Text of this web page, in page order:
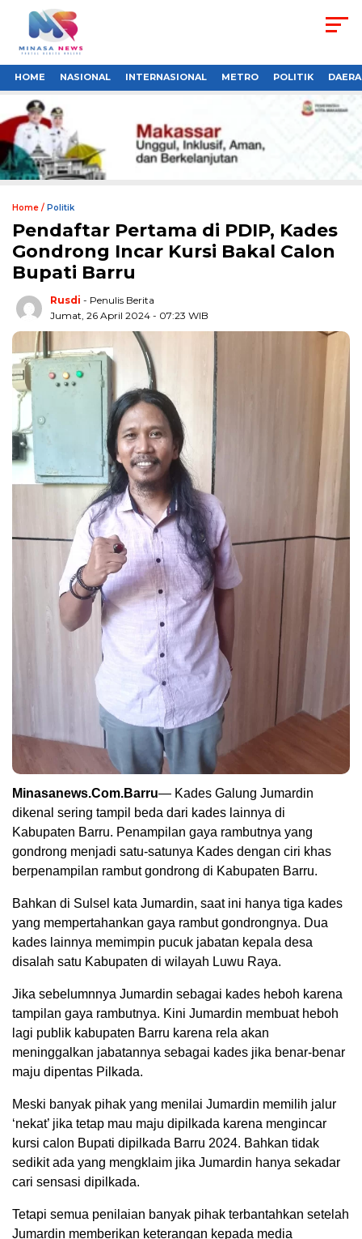
HOME NASIONAL INTERNASIONAL METRO POLITIK
Home / Politik
Pendaftar Pertama di PDIP, Kades
Gondrong Incar Kursi Bakal Calon
Bupati Barru
Rusdi - Penulis Berita
Jumat, 26 April 2024 - 07:23 WIB
Minasanews.Com.Barru— Kades Galung Jumardin
dikenal sering tampil beda dari kades lainnya di
Kabupaten Barru. Penampilan gaya rambutnya yang
gondrong menjadi satu-satunya Kades dengan ciri khas
berpenampilan rambut gondrong di Kabupaten Barru.
Bahkan di Sulsel kata Jumardin, saat ini hanya tiga kades
yang mempertahankan gaya rambut gondrongnya. Dua
kades lainnya memimpin pucuk jabatan kepala desa
disalah satu Kabupaten di wilayah Luwu Raya.
Jika sebelumnnya Jumardin sebagai kades heboh karena
tampilan gaya rambutnya. Kini Jumardin membuat heboh
lagi publik kabupaten Barru karena rela akan
meninggalkan jabatannya sebagai kades jika benar-benar
maju dipentas Pilkada.
Meski banyak pihak yang menilai Jumardin memilih jalur
‘nekat’ jika tetap mau maju dipilkada karena mengincar
kursi calon Bupati dipilkada Barru 2024. Bahkan tidak
sedikit ada yang mengklaim jika Jumardin hanya sekadar
cari sensasi dipilkada.
Tetapi semua penilaian banyak pihak terbantahkan setelah
Jumardin memberikan keterangan kepada media